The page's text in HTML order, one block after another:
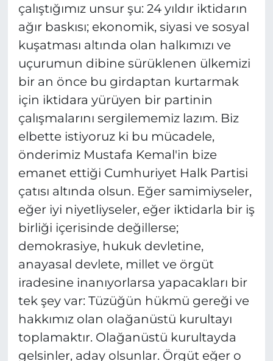
çalıştığımız unsur şu: 24 yıldır iktidarın
ağır baskısı; ekonomik, siyasi ve sosyal
kuşatması altında olan halkımızı ve
uçurumun dibine sürüklenen ülkemizi
bir an önce bu girdaptan kurtarmak
için iktidara yürüyen bir partinin
çalışmalarını sergilememiz lazım. Biz
elbette istiyoruz ki bu mücadele,
önderimiz Mustafa Kemal'in bize
emanet ettiği Cumhuriyet Halk Partisi
çatısı altında olsun. Eğer samimiyseler,
eğer iyi niyetliyseler, eğer iktidarla bir iş
birliği içerisinde değillerse;
demokrasiye, hukuk devletine,
anayasal devlete, millet ve örgüt
iradesine inanıyorlarsa yapacakları bir
tek şey var: Tüzüğün hükmü gereği ve
hakkımız olan olağanüstü kurultayı
toplamaktır. Olağanüstü kurultayda
gelsinler, aday olsunlar. Örgüt eğer o